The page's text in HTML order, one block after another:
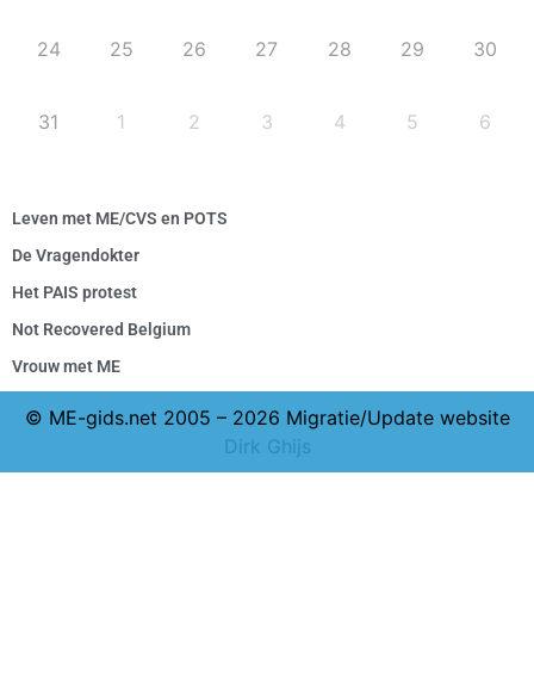
24 25 26 27 28 29 30
31 1 2 3 4 5 6
Leven met ME/CVS en POTS
De Vragendokter
Het PAIS protest
Not Recovered Belgium
Vrouw met ME
© ME-gids.net 2005 – 2026 Migratie/Update website
Dirk Ghijs